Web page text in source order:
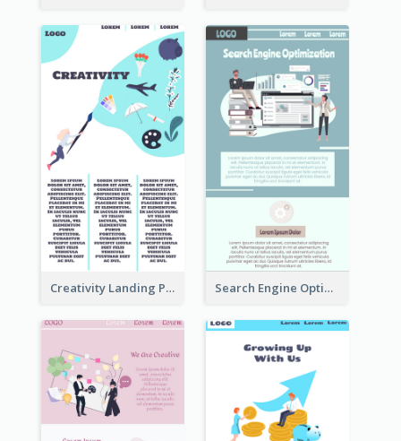
Creativity Landing Page Search Engine Optimization Blue Landing Page